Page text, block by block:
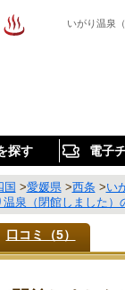
いがり温泉
探す 電子
国 >愛媛県>西条 >い
温泉（閉館しました）
口コミ（5）